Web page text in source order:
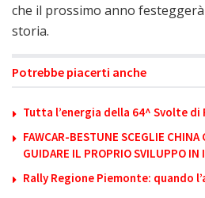
che il prossimo anno
storia.
Potrebbe piacerti anche
Tutta l’energia della 64^ Svolte di
FAWCAR-BESTUNE SCEGLIE CHINA
GUIDARE IL PROPRIO SVILUPPO IN
Rally Regione Piemonte: quando